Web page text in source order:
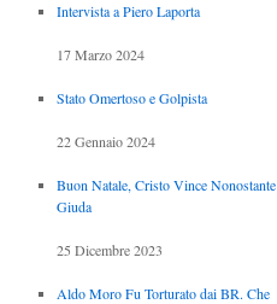
Intervista a Piero Laporta
17 Marzo 2024
Stato Omertoso e Golpista
22 Gennaio 2024
Buon Natale, Cristo Vince Nonostante
Giuda
25 Dicembre 2023
Aldo Moro Fu Torturato dai BR. Che